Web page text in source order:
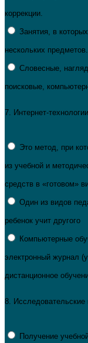
коррекции.
Занятия, в
нескольких предметов.
Словесные,
поисковые,
7. Интернет-
Это метод, при
из учебной и
средств в «готовом»
Один из видов
ребенок учит другого
Компьютерные
электронный журнал
дистанционное
8.
Получение